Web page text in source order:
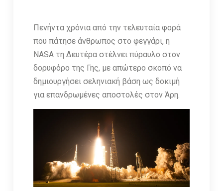
Πενήντα χρόνια από την τελευταία φορά
που πάτησε άνθρωπος στο φεγγάρι, η
NASA τη Δευτέρα στέλνει πύραυλο στον
δορυφόρο της Γης, με απώτερο σκοπό να
δημιουργήσει σεληνιακή βάση ως δοκιμή
για επανδρωμένες αποστολές στον Άρη.